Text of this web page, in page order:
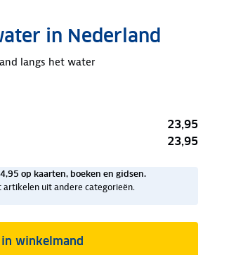
in Nederland
langs het water
23,95
23,95
op kaarten, boeken en gidsen.
uit andere categorieën.
in winkelmand